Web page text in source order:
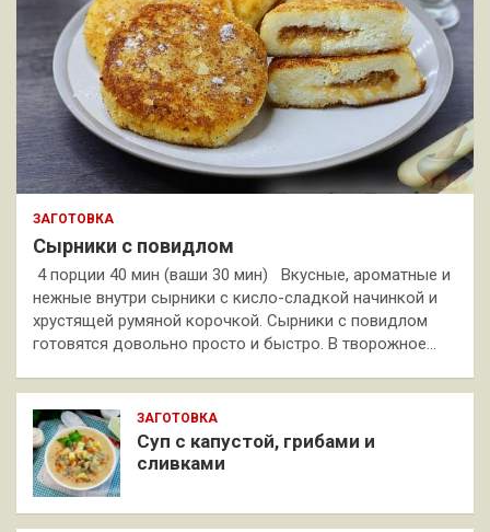
ЗАГОТОВКА
Сырники с повидлом
4 порции 40 мин (ваши 30 мин) Вкусные, ароматные и
нежные внутри сырники с кисло-сладкой начинкой и
хрустящей румяной корочкой. Сырники с повидлом
готовятся довольно просто и быстро. В творожное…
ЗАГОТОВКА
Суп с капустой, грибами и
сливками